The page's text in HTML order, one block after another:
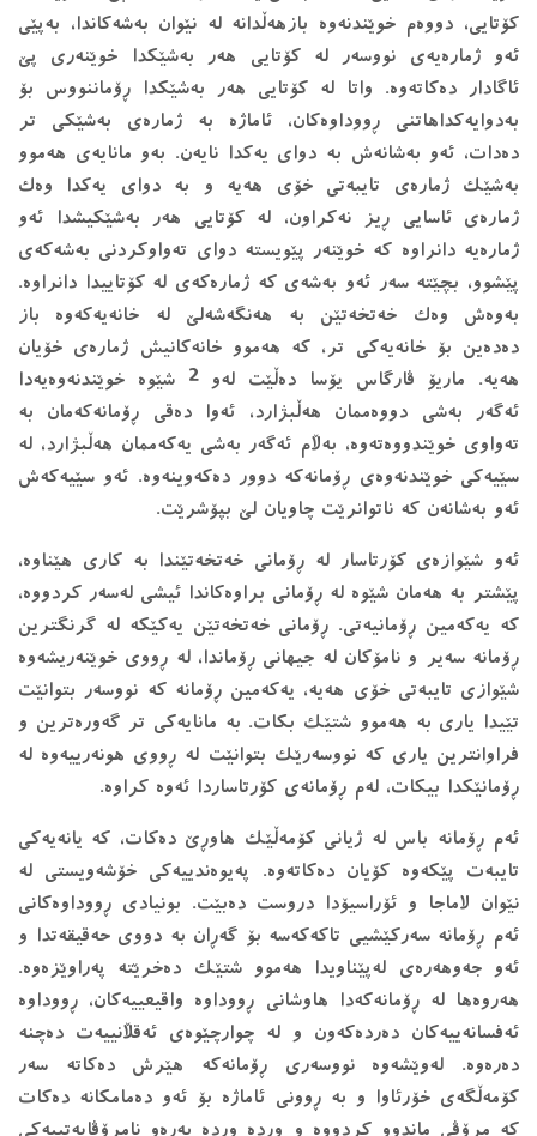
كۆتایی، دووەم خوێندنەوە بازهەڵدانە لە نێوان بەشەكاندا، بەپێی
ئەو ژمارەیەی نووسەر لە كۆتایی هەر بەشێكدا خوێنەری پێ
ئاگادار دەكاتەوە. واتا لە كۆتایی هەر بەشێكدا ڕۆماننووس بۆ
بەدوایەكداهاتنی ڕووداوەكان، ئاماژە بە ژمارەی بەشێكی تر
دەدات، ئەو بەشانەش بە دوای یەكدا نایەن. بەو مانایەی هەموو
بەشێک ژمارەی تایبەتی خۆی هەیە و بە دوای یەکدا وەک
ژمارەی ئاسایی ڕیز نەکراون، لە کۆتایی هەر بەشێکیشدا ئەو
ژمارەیە دانراوە کە خوێنەر پێویستە دوای تەواوکردنی بەشەکەی
پێشوو، بچێتە سەر ئەو بەشەی کە ژمارەکەی لە کۆتاییدا دانراوە.
بەوەش وەک خەتخەتێن بە هەنگەشەلێ لە خانەیەکەوە باز
دەدەین بۆ خانەیەکی تر، کە هەموو خانەکانیش ژمارەی خۆیان
هەیە. ماریۆ ڤارگاس یۆسا دەڵێت لەو 2 شێوە خوێندنەوەیەدا
ئەگەر بەشی دووەممان هەڵبژارد، ئەوا دەقی ڕۆمانەكەمان بە
تەواوی خوێندووەتەوە، بەڵام ئەگەر بەشی یەكەممان هەڵبژارد، لە
سێیەكی خوێندنەوەی ڕۆمانەكە دوور دەكەوینەوە. ئەو سێیەكەش
ئەو بەشانەن كە ناتوانرێت چاویان لێ بپۆشرێت.
ئەو شێوازەی كۆرتاسار لە ڕۆمانی خەتخەتێندا بە كاری هێناوە،
پێشتر بە هەمان شێوە لە ڕۆمانی براوەکاندا ئیشی لەسەر كردووە،
كە یەكەمین ڕۆمانیەتی. ڕۆمانی خەتخەتێن یەکێکە لە گرنگترین
ڕۆمانە سەیر و نامۆکان لە جیهانی ڕۆماندا، لە ڕووی خوێنەریشەوە
شێوازی تایبەتی خۆی هەیە، یەکەمین ڕۆمانە کە نووسەر بتوانێت
تێیدا یاری بە هەموو شتێک بکات. بە مانایەکی تر گەورەترین و
فراوانترین یاری کە نووسەرێک بتوانێت لە ڕووی هونەرییەوە لە
ڕۆمانێکدا بیکات، لەم ڕۆمانەی کۆرتاساردا ئەوە کراوە.
ئەم ڕۆمانە باس لە ژیانی كۆمەڵێك هاوڕێ دەكات، كە یانەیەكی
تایبەت پێكەوە كۆیان دەكاتەوە. پەیوەندییەكی خۆشەویستی لە
نێوان لاماجا و ئۆراسیۆدا دروست دەبێت. بونیادی ڕووداوەكانی
ئەم ڕۆمانە سەركێشیی تاكەكەسە بۆ گەڕان بە دووی حەقیقەتدا و
ئەو جەوهەرەی لەپێناویدا هەموو شتێك دەخرێتە پەراوێزەوە.
هەروەها لە ڕۆمانەكەدا هاوشانی ڕووداوە واقیعییەكان، ڕووداوە
ئەفسانەییەكان دەردەكەون و لە چوارچێوەی ئەقڵانییەت دەچنە
دەرەوە. لەوێشەوە نووسەری ڕۆمانەكە هێرش دەكاتە سەر
كۆمەڵگەی خۆرئاوا و بە ڕوونی ئاماژە بۆ ئەو دەمامكانە دەكات